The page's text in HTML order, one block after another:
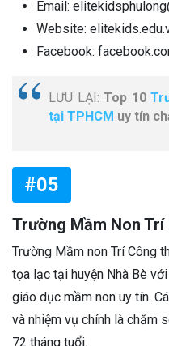
Email:
Website:
Facebook:
LƯU LẠI:Top 10
tại TPHCM uy tín
#05
Trường Mầm Non Trí
Trường Mầm non Trí Công
tọa lạc tại huyện Nhà Bè
giáo dục mầm non uy tín.
và nhiệm vụ chính là chăm
72 tháng tuổi.